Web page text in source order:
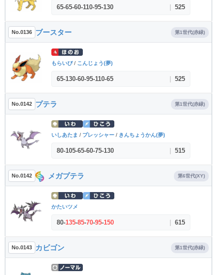
65-65-60-110-95-130 525
No.0136 ブースター 第1世代(赤緑)
もらいび/ こんじょう(夢)
65-130-60-95-110-65 525
No.0142 プテラ 第1世代(赤緑)
いしあたま / プレッシャー / きんちょうかん(夢)
80-105-65-60-75-130 515
No.0142 メガプテラ 第6世代(XY)
かたいツメ
80-135-85-70-95-150 615
No.0143 カビゴン 第1世代(赤緑)